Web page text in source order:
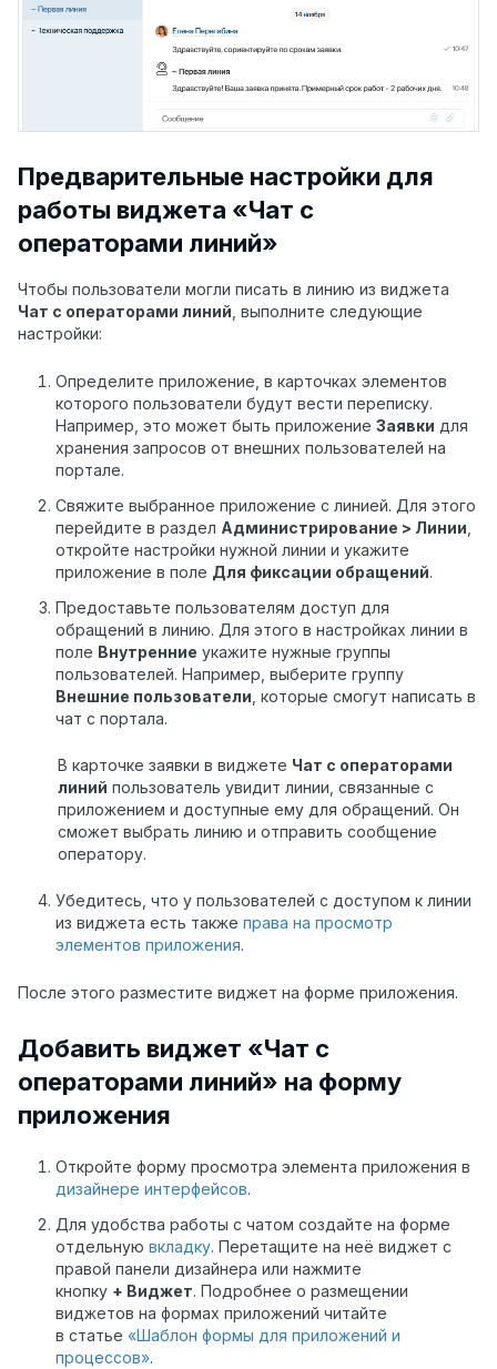
Предварительные настройки для
работы виджета «Чат с
операторами линий»
Чтобы пользователи могли писать в линию из виджета
Чат с операторами линий , выполните следующие
настройки:
Определите приложение, в карточках элементов
которого пользователи будут вести переписку.
Например, это может быть приложение Заявки для
хранения запросов от внешних пользователей на
портале.
Свяжите выбранное приложение с линией. Для этого
перейдите в раздел Администрирование > Линии
откройте настройки нужной линии и укажите
приложение в поле Для фиксации обращений.
Предоставьте пользователям доступ для
обращений в линию. Для этого в настройках линии в
поле Внутренние укажите нужные группы
пользователей. Например, выберите группу
Внешние пользователи , которые смогут написать в
чат с портала.
В карточке заявки в виджете Чат с операторами
линий пользователь увидит линии, связанные с
приложением и доступные ему для обращений. Он
сможет выбрать линию и отправить сообщение
оператору.
Убедитесь, что у пользователей с доступом к линии
из виджета есть также права на просмотр
элементов приложения.
После этого разместите виджет на форме приложения.
Добавить виджет «Чат с
операторами линий» на форму
приложения
Откройте форму просмотра элемента приложения в
дизайнере интерфейсов.
Для удобства работы с чатом создайте на форме
отдельную вкладку. Перетащите на неё виджет с
правой панели дизайнера или нажмите
кнопку + Виджет. Подробнее о размещении
виджетов на формах приложений читайте
в статье «Шаблон формы для приложений и
процессов».